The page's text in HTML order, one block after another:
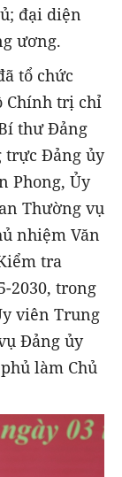
đại diện
ương.
tổ chức
Chính trị chỉ
thư Đảng
trực Đảng ủy
Phong, Ủy
Thường vụ
nhiệm Văn
tra
2030, trong
viên Trung
Đảng ủy
làm Chủ